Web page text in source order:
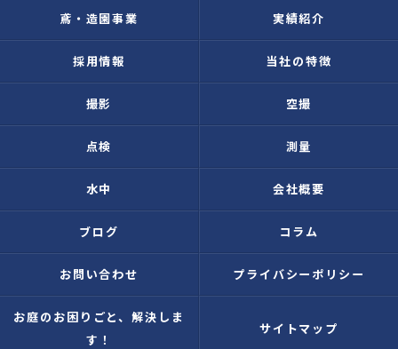
鳶・造園事業 実績紹介
採用情報 当社の特徴
撮影 空撮
点検 測量
水中 会社概要
ブログ コラム
お問い合わせ プライバシーポリシー
お庭のお困りごと、解決しま
す！
サイトマップ